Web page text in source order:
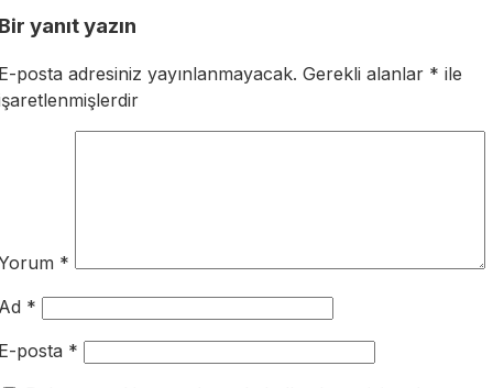
yanıt yazın
posta adresiniz yayınlanmayacak. Gerekli alanlar * ile
*
*
posta *